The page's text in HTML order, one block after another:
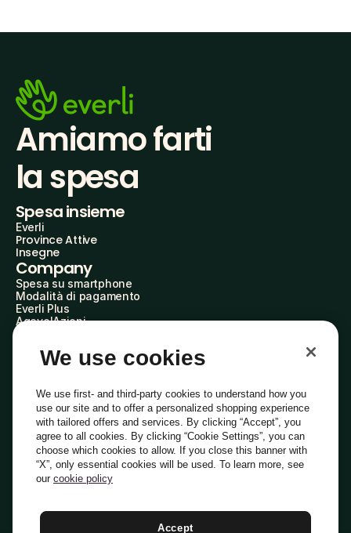
Amiamo farti
la spesa
Spesa insieme
Everli
Province Attive
Insegne
Company
Spesa su smartphone
Modalità di pagamento
Everli Plus
AgevolAzioni
Everli Shoppers
Scopri chi siamo
Domande frequenti
Lavora con noi
Diventa Shopper
Investitori
PrivacyCookiePreferenze Cookie
Termini e Condizioni
Italiano
We use cookies
We use first- and third-party cookies to understand how you
use our site and to offer a personalized shopping experience
with tailored offers and services. By clicking “Accept”, you
agree to all cookies. By clicking “Cookie Settings”, you can
choose which cookies to allow. If you close this banner with
“X”, only essential cookies will be used. To learn more, see
our cookie policy
Accept